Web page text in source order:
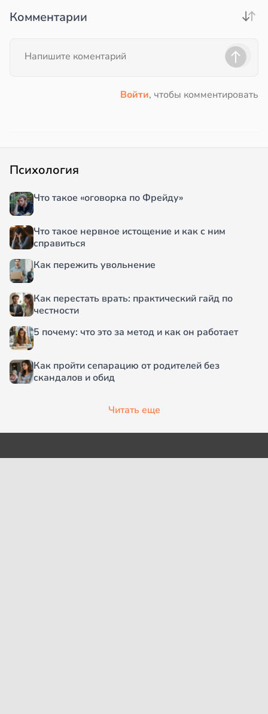
Комментарии
Войти, чтобы комментировать
Психология
Что такое «оговорка по Фрейду»
Что такое нервное истощение и как с ним
справиться
Как пережить увольнение
Как перестать врать: практический гайд по
честности
5 почему: что это за метод и как он работает
Как пройти сепарацию от родителей без
скандалов и обид
Читать еще